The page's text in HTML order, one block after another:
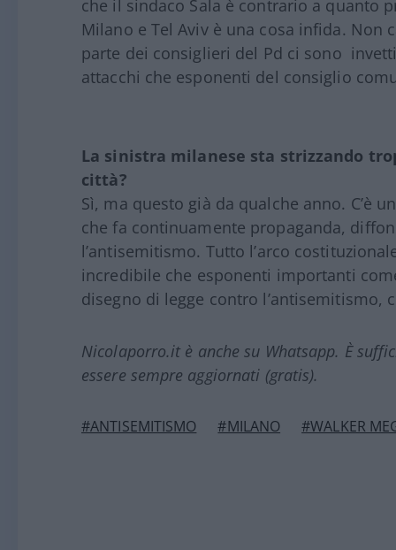
che il sindaco Sala è contrario a quanto
Milano e Tel Aviv è una cosa infida.
parte dei consiglieri del Pd ci sono
attacchi che esponenti del consiglio
La sinistra milanese sta strizzando
città?
Sì, ma questo già da qualche anno. C’è
che fa continuamente propaganda,
l’antisemitismo. Tutto l’arco
incredibile che esponenti importanti
disegno di legge contro l’antisemitismo,
Nicolaporro.it è anche su Whatsapp. È
essere sempre aggiornati (gratis).
#ANTISEMITISMO #MILANO #WALKER